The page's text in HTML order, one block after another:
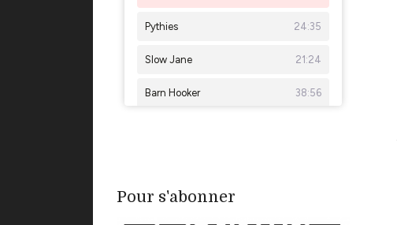
Pour s'abonner